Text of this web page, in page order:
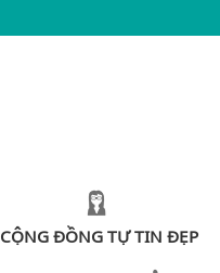
CỘNG ĐỒNG TỰ TIN ĐẸP